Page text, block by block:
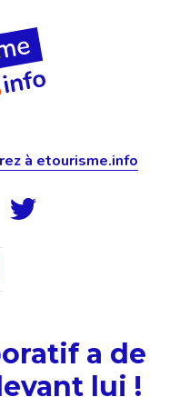
à etourisme.info
a de
lui !